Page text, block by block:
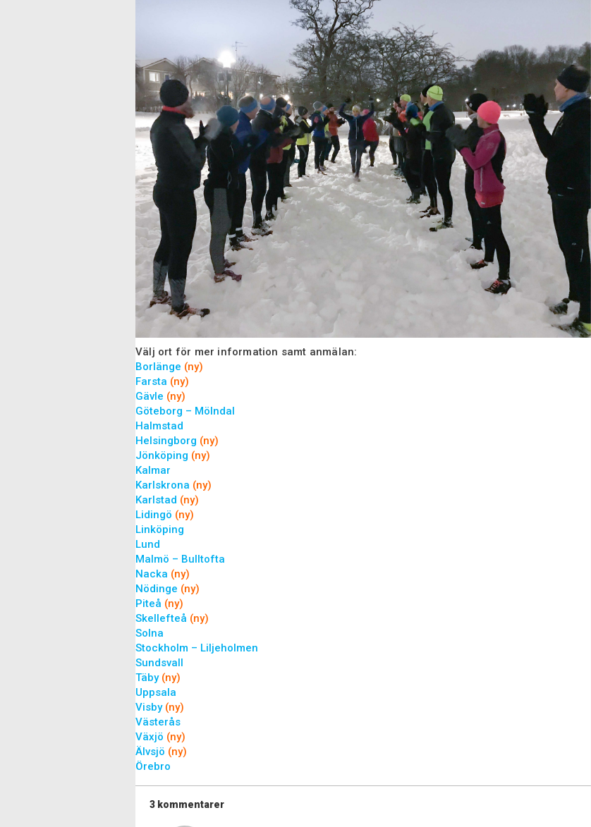
Välj ort för mer information samt anmälan:
Borlänge (ny)
Farsta (ny)
Gävle (ny)
Göteborg – Mölndal
Halmstad
Helsingborg (ny)
Jönköping (ny)
Kalmar
Karlskrona (ny)
Karlstad (ny)
Lidingö (ny)
Linköping
Lund
Malmö – Bulltofta
Nacka (ny)
Nödinge (ny)
Piteå (ny)
Skellefteå (ny)
Solna
Stockholm – Liljeholmen
Sundsvall
Täby(ny)
Uppsala
Visby (ny)
Västerås
Växjö (ny)
Älvsjö (ny)
Örebro
3 kommentarer